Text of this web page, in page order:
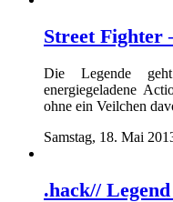
Street Fighter
Die Legende
energiegeladene
ohne ein Veilchen
Samstag, 18. Mai
.hack//